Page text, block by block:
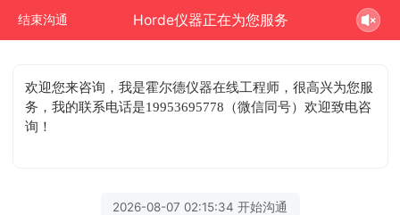
结束沟通 Horde仪器正在为您服务
欢迎您来咨询 ，我是霍尔德仪器在线工程师，很高兴为您服
务，我的联系电话是19953695778（微信同号）欢迎致电咨
询！
2026-08-07 02:15:34 开始沟通